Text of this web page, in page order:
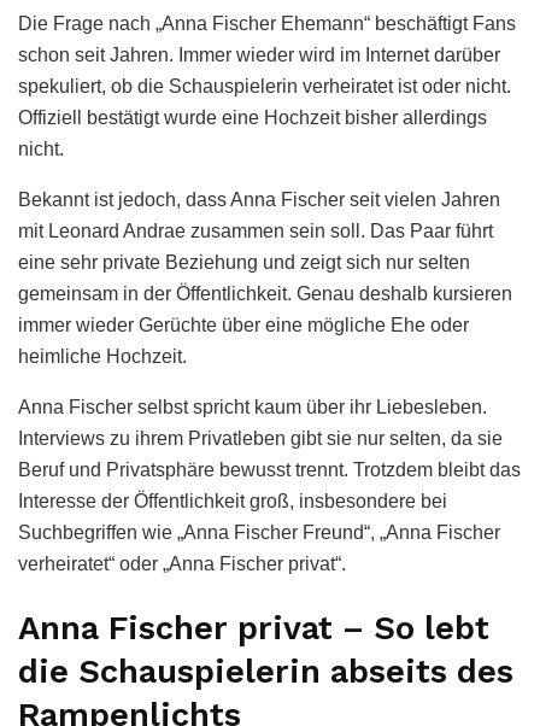
Die Frage nach „Anna Fischer Ehemann“ beschäftigt Fans
schon seit Jahren. Immer wieder wird im Internet darüber
spekuliert, ob die Schauspielerin verheiratet ist oder nicht.
Offiziell bestätigt wurde eine Hochzeit bisher allerdings
nicht.
Bekannt ist jedoch, dass Anna Fischer seit vielen Jahren
mit Leonard Andrae zusammen sein soll. Das Paar führt
eine sehr private Beziehung und zeigt sich nur selten
gemeinsam in der Öffentlichkeit. Genau deshalb kursieren
immer wieder Gerüchte über eine mögliche Ehe oder
heimliche Hochzeit.
Anna Fischer selbst spricht kaum über ihr Liebesleben.
Interviews zu ihrem Privatleben gibt sie nur selten, da sie
Beruf und Privatsphäre bewusst trennt. Trotzdem bleibt das
Interesse der Öffentlichkeit groß, insbesondere bei
Suchbegriffen wie „Anna Fischer Freund“, „Anna Fischer
verheiratet“ oder „Anna Fischer privat“.
Anna Fischer privat – So lebt
die Schauspielerin abseits des
Rampenlichts